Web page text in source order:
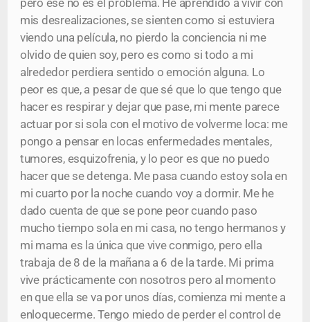
pero ese no es el problema. He aprendido a vivir con
mis desrealizaciones, se sienten como si estuviera
viendo una película, no pierdo la conciencia ni me
olvido de quien soy, pero es como si todo a mi
alrededor perdiera sentido o emoción alguna. Lo
peor es que, a pesar de que sé que lo que tengo que
hacer es respirar y dejar que pase, mi mente parece
actuar por si sola con el motivo de volverme loca: me
pongo a pensar en locas enfermedades mentales,
tumores, esquizofrenia, y lo peor es que no puedo
hacer que se detenga. Me pasa cuando estoy sola en
mi cuarto por la noche cuando voy a dormir. Me he
dado cuenta de que se pone peor cuando paso
mucho tiempo sola en mi casa, no tengo hermanos y
mi mama es la única que vive conmigo, pero ella
trabaja de 8 de la mañana a 6 de la tarde. Mi prima
vive prácticamente con nosotros pero al momento
en que ella se va por unos días, comienza mi mente a
enloquecerme. Tengo miedo de perder el control de